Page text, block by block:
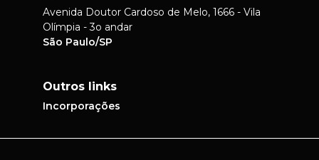
Avenida Doutor Cardoso de Melo, 1666 - Vila
Olímpia - 3o andar
São Paulo/SP
Outros links
Incorporações